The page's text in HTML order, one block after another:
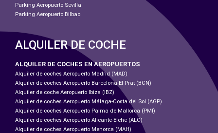
Parking Aeropuerto Sevilla
Parking Aeropuerto Bilbao
ALQUILER DE COCHE
ALQUILER DE COCHES EN AEROPUERTOS
Alquiler de coches Aeropuerto Madrid (MAD)
Alquiler de coches Aeropuerto Barcelona-El Prat (BCN)
Alquiler de coche Aeropuerto Ibiza (IBZ)
Alquiler de coches Aeropuerto Málaga-Costa del Sol (AGP)
Alquiler de coches Aeropuerto Palma de Mallorca (PMI)
Alquiler de coches Aeropuerto Alicante-Elche (ALC)
Alquiler de coches Aeropuerto Menorca (MAH)